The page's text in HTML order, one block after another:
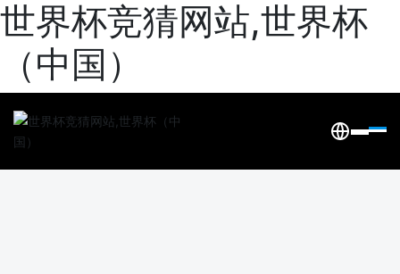
世界杯竞猜网站,世界杯
（中国）